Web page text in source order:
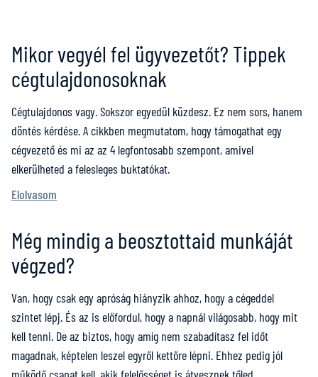
Mikor vegyél fel ügyvezetőt? Tippek
cégtulajdonosoknak
Cégtulajdonos vagy. Sokszor egyedül küzdesz. Ez nem sors, hanem
döntés kérdése. A cikkben megmutatom, hogy támogathat egy
cégvezető és mi az az 4 legfontosabb szempont, amivel
elkerülheted a felesleges buktatókat.
Elolvasom
Még mindig a beosztottaid munkáját
végzed?
Van, hogy csak egy apróság hiányzik ahhoz, hogy a cégeddel
szintet lépj. És az is előfordul, hogy a napnál világosabb, hogy mit
kell tenni. De az biztos, hogy amíg nem szabadítasz fel időt
magadnak, képtelen leszel egyről kettőre lépni. Ehhez pedig jól